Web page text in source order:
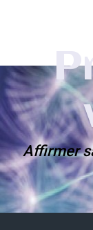
Affirmer